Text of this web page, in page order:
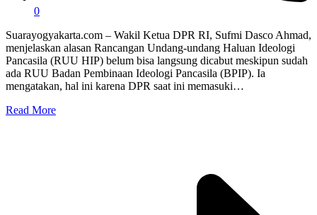
0
Suarayogyakarta.com – Wakil Ketua DPR RI, Sufmi Dasco Ahmad,
menjelaskan alasan Rancangan Undang-undang Haluan Ideologi
Pancasila (RUU HIP) belum bisa langsung dicabut meskipun sudah
ada RUU Badan Pembinaan Ideologi Pancasila (BPIP). Ia
mengatakan, hal ini karena DPR saat ini memasuki…
Read More